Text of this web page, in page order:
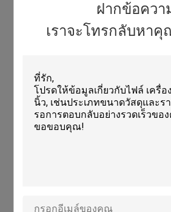
ฝากข้อควา
เราจะโทรกลับหาคุ
อุปกรณ์เสริม
รายล
โต๊ะรองรับที่แนะนํา น้ําหนั